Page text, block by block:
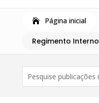
Página inicial
Regimento Interno